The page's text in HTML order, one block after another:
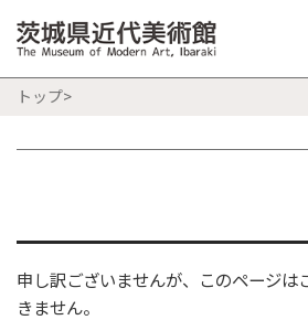
トップ>
申し訳ございませんが、このページは
きません。